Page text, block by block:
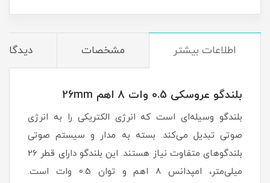
اطلاعات بیشتر مشخصات
بلندگو عروسکی 0.5 وات 8 اهم 26mm
بلندگو وسیله‌ای است که انرژی الکتریکی را به انرژی
صوتی تبدیل می‌کند. بسته به مدار و سیستم صوتی
بلندگوهای متفاوت نیاز هستند. این بلندگو دارای قطر 26
میلی‌متر، امپدانس 8 اهم و توان 0.5 وات است.